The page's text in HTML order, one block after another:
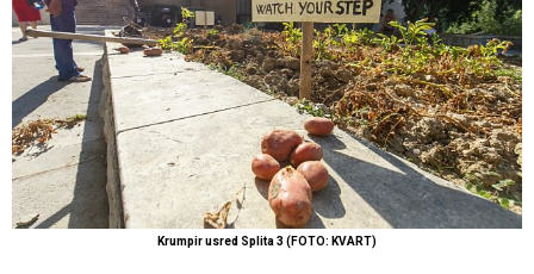
Krumpir usred Splita 3 (FOTO: KVART)